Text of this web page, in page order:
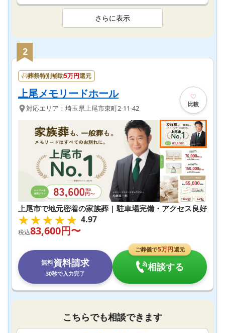
さらに表示
2
葬祭特別補助5万円還元
上尾メモリードホール
対応エリア： 埼玉県上尾市東町2-11-42 比較
上尾市で地元密着の家族葬 | 駐車場完備・アクセス良好
★★★★★
★★★★★ 4.97
税込83,600円〜
無料資料請求
30秒で入力完了
ご葬儀で5万円還元
相談する
こちらでも相談できます